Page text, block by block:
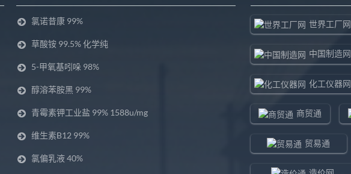
氯诺昔康 99%
草酸铵 99.5% 化学纯
5-甲氧基吲哚 98%
醇溶苯胺黑 99%
青霉素钾工业盐 99% 1588u/mg
维生素B12 99%
氯偏乳液 40%
世界工厂网
中国制造网
化工仪器网
商贸通
贸易通